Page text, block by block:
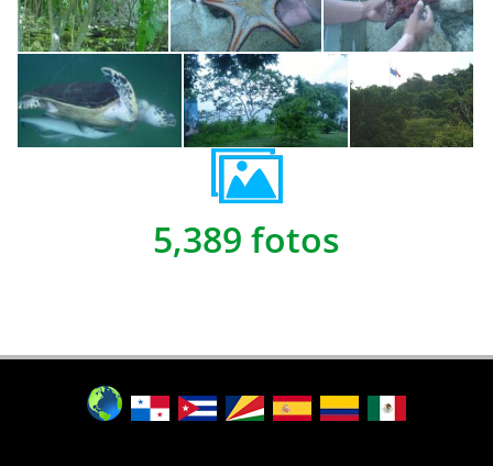
5,389 fotos